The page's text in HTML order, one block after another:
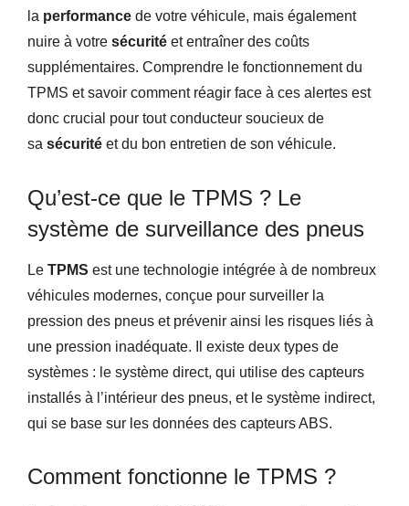
la performance de votre véhicule, mais également
nuire à votre sécurité et entraîner des coûts
supplémentaires. Comprendre le fonctionnement du
TPMS et savoir comment réagir face à ces alertes est
donc crucial pour tout conducteur soucieux de
sa sécurité et du bon entretien de son véhicule.
Qu’est-ce que le TPMS ? Le
système de surveillance des pneus
Le TPMS est une technologie intégrée à de nombreux
véhicules modernes, conçue pour surveiller la
pression des pneus et prévenir ainsi les risques liés à
une pression inadéquate. Il existe deux types de
systèmes : le système direct, qui utilise des capteurs
installés à l’intérieur des pneus, et le système indirect,
qui se base sur les données des capteurs ABS.
Comment fonctionne le TPMS ?